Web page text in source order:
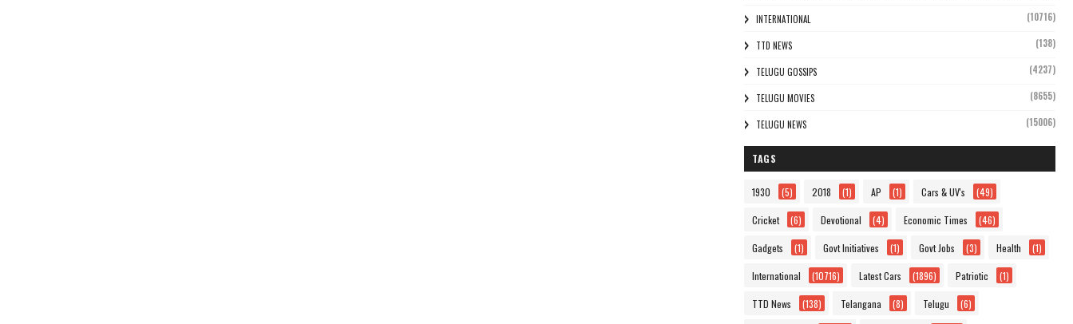
INTERNATIONAL (10716)
TTD NEWS (138)
TELUGU GOSSIPS (4237)
TELUGU MOVIES (8655)
TELUGU NEWS (15006)
TAGS
1930 (5) 2018 (1) AP (1) Cars & UV's (49)
Cricket (6) Devotional (4) Economic Times (46)
Gadgets (1) Govt Initiatives (1) Govt Jobs (3) Health (1)
International (10716) Latest Cars (1896) Patriotic (1)
TTD News (138) Telangana (8) Telugu (6)